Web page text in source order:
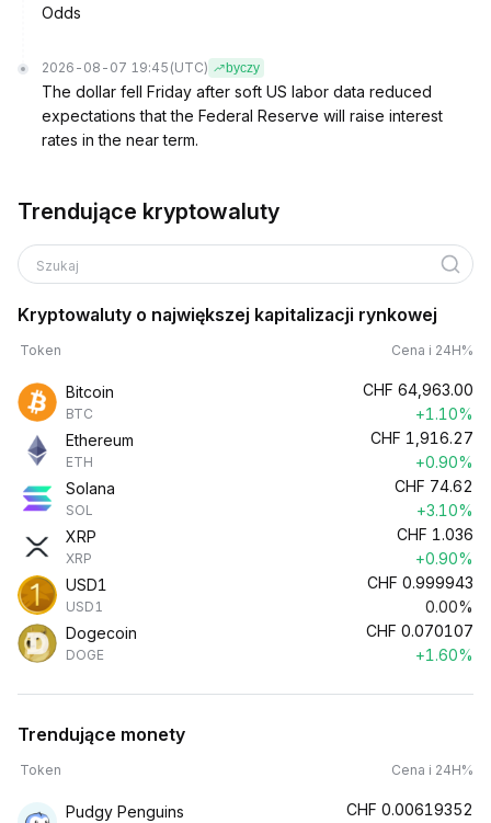
Odds
2026-08-07 19:45 (UTC) byczy
The dollar fell Friday after soft US labor data reduced
expectations that the Federal Reserve will raise interest
rates in the near term.
Trendujące kryptowaluty
Szukaj
Kryptowaluty o największej kapitalizacji rynkowej
Token Cena i 24H%
Bitcoin
BTC
CHF 64,963.00
+1.10%
Ethereum
ETH
CHF 1,916.27
+0.90%
Solana
SOL
CHF 74.62
+3.10%
XRP
XRP
CHF 1.036
+0.90%
USD1
USD1
CHF 0.999943
0.00%
Dogecoin
DOGE
CHF 0.070107
+1.60%
Trendujące monety
Token Cena i 24H%
Pudgy Penguins CHF 0.00619352